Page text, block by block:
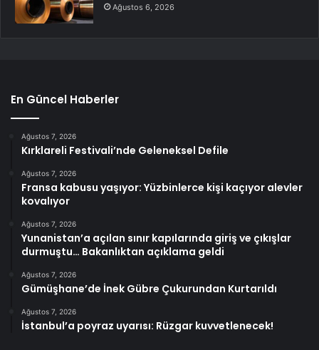
Ağustos 6, 2026
En Güncel Haberler
Ağustos 7, 2026
Kırklareli Festivali’nde Geleneksel Defile
Ağustos 7, 2026
Fransa kabusu yaşıyor: Yüzbinlerce kişi kaçıyor alevler
kovalıyor
Ağustos 7, 2026
Yunanistan’a açılan sınır kapılarında giriş ve çıkışlar
durmuştu… Bakanlıktan açıklama geldi
Ağustos 7, 2026
Gümüşhane’de İnek Gübre Çukurundan Kurtarıldı
Ağustos 7, 2026
İstanbul’a poyraz uyarısı: Rüzgar kuvvetlenecek!